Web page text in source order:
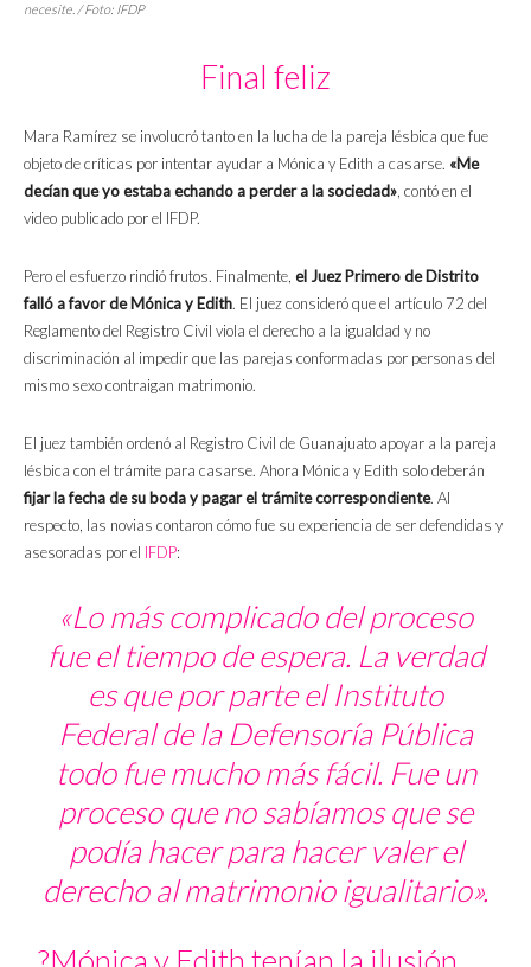
necesite. / Foto: IFDP
Final feliz
Mara Ramírez se involucró tanto en la lucha de la pareja lésbica que fue
objeto de críticas por intentar ayudar a Mónica y Edith a casarse. «Me
decían que yo estaba echando a perder a la sociedad», contó en el
video publicado por el IFDP.
Pero el esfuerzo rindió frutos. Finalmente, el Juez Primero de Distrito
falló a favor de Mónica y Edith. El juez consideró que el artículo 72 del
Reglamento del Registro Civil viola el derecho a la igualdad y no
discriminación al impedir que las parejas conformadas por personas del
mismo sexo contraigan matrimonio.
El juez también ordenó al Registro Civil de Guanajuato apoyar a la pareja
lésbica con el trámite para casarse. Ahora Mónica y Edith solo deberán
fijar la fecha de su boda y pagar el trámite correspondiente. Al
respecto, las novias contaron cómo fue su experiencia de ser defendidas y
asesoradas por el IFDP:
«Lo más complicado del proceso
fue el tiempo de espera. La verdad
es que por parte el Instituto
Federal de la Defensoría Pública
todo fue mucho más fácil. Fue un
proceso que no sabíamos que se
podía hacer para hacer valer el
derecho al matrimonio igualitario».